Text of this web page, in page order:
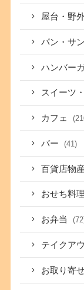
屋台・野
パン・サ
ハンバー
スイーツ
カフェ
バー (41)
百貨店物
おせち料理
お弁当
テイクア
お取り寄